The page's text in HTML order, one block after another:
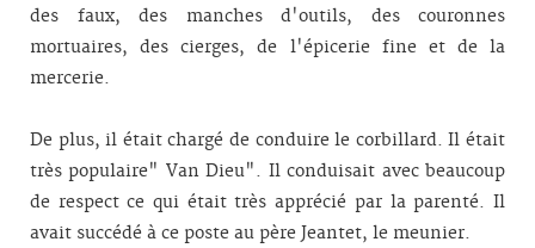
des faux, des manches d'outils, des couronnes
mortuaires, des cierges, de l'épicerie fine et de la
mercerie.
De plus, il était chargé de conduire le corbillard. Il était
très populaire" Van Dieu". Il conduisait avec beaucoup
de respect ce qui était très apprécié par la parenté. Il
avait succédé à ce poste au père Jeantet, le meunier.